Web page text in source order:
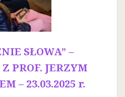
SŁOWA” –
PROF. JERZYM
– 23.03.2025 r.